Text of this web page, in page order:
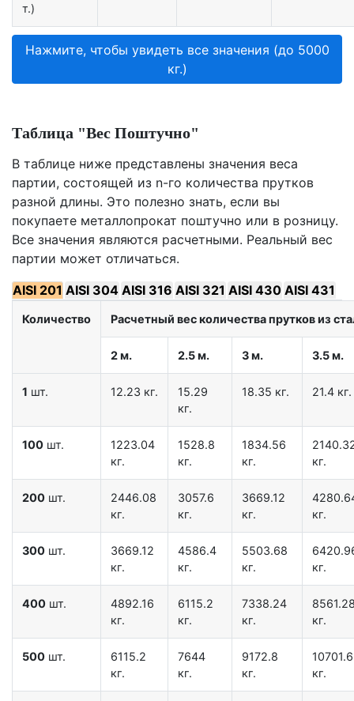
т.)
Нажмите, чтобы увидеть все значения (до 5000
кг.)
Таблица "Вес Поштучно"
В таблице ниже представлены значения веса
партии, состоящей из n-го количества прутков
разной длины. Это полезно знать, если вы
покупаете металлопрокат поштучно или в розницу.
Все значения являются расчетными. Реальный вес
партии может отличаться.
AISI 201 AISI 304 AISI 316 AISI 321 AISI 430 AISI 431
Количество Расчетный вес количества прутков из
2 м. 2.5 м. 3 м. 3.5 м.
1 шт. 12.23 кг.
15.29
кг.
18.35 кг. 21.4 кг.
100 шт.
1223.04
кг.
1528.8
кг.
1834.56
кг.
кг.
200 шт.
2446.08
кг.
3057.6
кг.
3669.12
кг.
кг.
300 шт.
3669.12
кг.
4586.4
кг.
5503.68
кг.
кг.
400 шт.
4892.16
кг.
6115.2
кг.
7338.24
кг.
кг.
500 шт.
6115.2
кг.
7644
кг.
9172.8
кг.
10701.6
кг.